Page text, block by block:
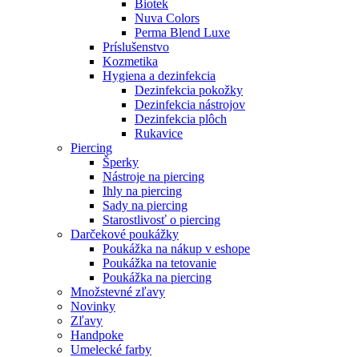
Biotek
Nuva Colors
Perma Blend Luxe
Príslušenstvo
Kozmetika
Hygiena a dezinfekcia
Dezinfekcia pokožky
Dezinfekcia nástrojov
Dezinfekcia plôch
Rukavice
Piercing
Šperky
Nástroje na piercing
Ihly na piercing
Sady na piercing
Starostlivosť o piercing
Darčekové poukážky
Poukážka na nákup v eshope
Poukážka na tetovanie
Poukážka na piercing
Množstevné zľavy
Novinky
Zľavy
Handpoke
Umelecké farby